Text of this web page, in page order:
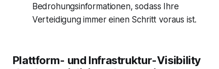
Bedrohungsinformationen, sodass Ihre
Verteidigung immer einen Schritt voraus ist.
Plattform- und Infrastruktur-Visibility